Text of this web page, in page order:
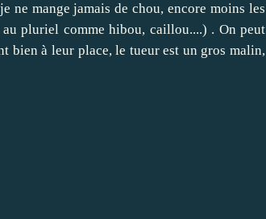
ne mange jamais de chou, encore moins les
pluriel comme hibou, caillou....) . On peut
bien à leur place, le tueur est un gros malin,